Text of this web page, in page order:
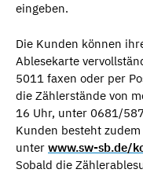
eingeben.
Die Kunden können
Ablesekarte
5011 faxen oder per
die Zählerstände von
16 Uhr, unter 0681/
Kunden besteht
unter www.sw-sb.de/
Sobald die